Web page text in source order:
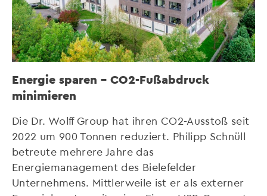
Energie sparen – CO2-Fußabdruck
minimieren
Die Dr. Wolff Group hat ihren CO2-Ausstoß seit
2022 um 900 Tonnen reduziert. Philipp Schnüll
betreute mehrere Jahre das
Energiemanagement des Bielefelder
Unternehmens. Mittlerweile ist er als externer